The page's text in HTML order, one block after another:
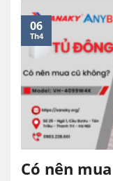
Có nên
06
Th4